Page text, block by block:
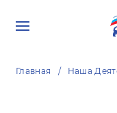
Главная Наша